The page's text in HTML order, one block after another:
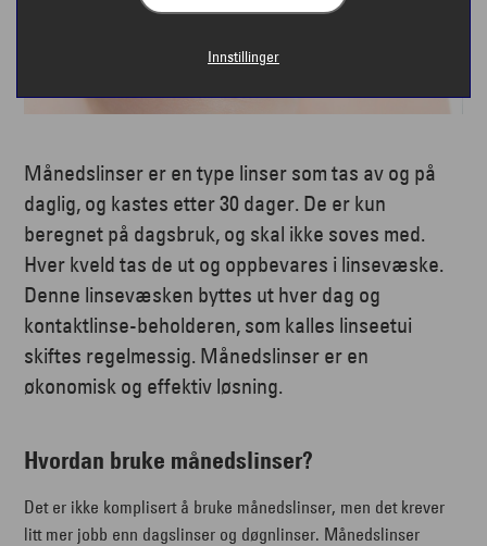
Månedslinser er en type linser som tas av og på
daglig, og kastes etter 30 dager. De er kun
beregnet på dagsbruk, og skal ikke soves med.
Hver kveld tas de ut og oppbevares i linsevæske.
Denne linsevæsken byttes ut hver dag og
kontaktlinse-beholderen, som kalles linseetui
skiftes regelmessig. Månedslinser er en
økonomisk og effektiv løsning.
Hvordan bruke månedslinser?
Det er ikke komplisert å bruke månedslinser, men det krever
litt mer jobb enn dagslinser og døgnlinser. Månedslinser
Innstillinger